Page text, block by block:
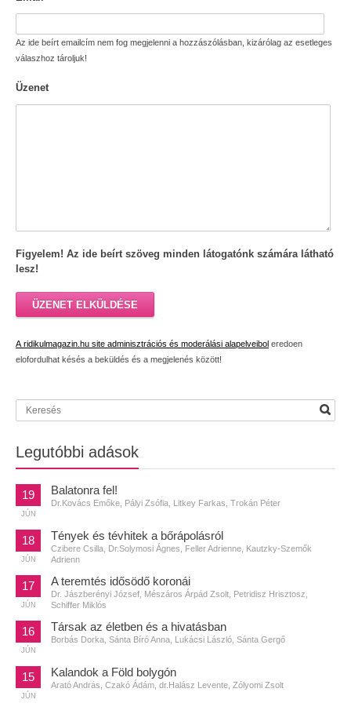
Az ide beírt emailcím nem fog megjelenni a hozzászólásban, kizárólag az esetleges
válaszhoz tároljuk!
Üzenet
Figyelem! Az ide beírt szöveg minden látogatónk számára látható
lesz!
ÜZENET ELKÜLDÉSE
A ridikulmagazin.hu site adminisztrációs és moderálási alapelveibol eredoen
elofordulhat késés a beküldés és a megjelenés között!
Legutóbbi adások
19
JÚN
Balatonra fel!
Dr.Kovács Emőke, Pályi Zsófia, Litkey Farkas, Trokán Péter
18
JÚN
Tények és tévhitek a bőrápolásról
Czibere Csilla, Dr.Solymosi Ágnes, Feller Adrienne, Kautzky-Szemők
Adrienn
17
JÚN
A teremtés idősödő koronái
Dr. Jászberényi József, Mészáros Árpád Zsolt, Petridisz Hrisztosz,
Schiffer Miklós
16
JÚN
Társak az életben és a hivatásban
Borbás Dorka, Sánta Bíró Anna, Lukácsi László, Sánta Gergő
15
JÚN
Kalandok a Föld bolygón
Arató András, Czakó Ádám, dr.Halász Levente, Zólyomi Zsolt